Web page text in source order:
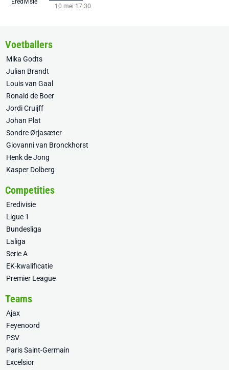
10 mei 17:30
Voetballers
Mika Godts
Julian Brandt
Louis van Gaal
Ronald de Boer
Jordi Cruijff
Johan Plat
Sondre Ørjasæter
Giovanni van Bronckhorst
Henk de Jong
Kasper Dolberg
Competities
Eredivisie
Ligue 1
Bundesliga
Laliga
Serie A
EK-kwalificatie
Premier League
Teams
Ajax
Feyenoord
PSV
Paris Saint-Germain
Excelsior